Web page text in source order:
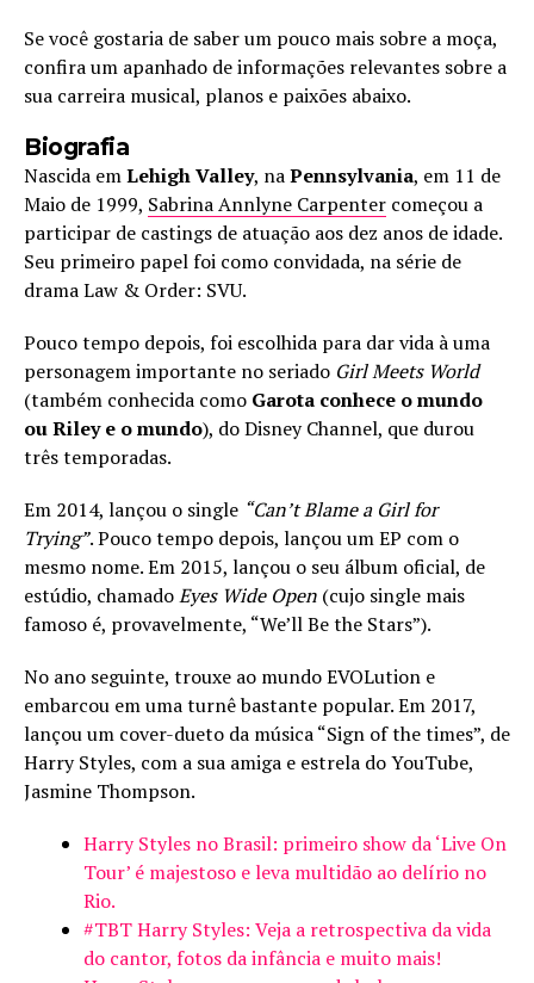
Se você gostaria de saber um pouco mais sobre a moça,
confira um apanhado de informações relevantes sobre a
sua carreira musical, planos e paixões abaixo.
Biografia
Nascida emLehigh Valley, naPennsylvania, em 11 de
Maio de 1999, Sabrina Annlyne Carpenter começou a
participar de castings de atuação aos dez anos de idade.
Seu primeiro papel foi como convidada, na série de
drama Law & Order: SVU.
Pouco tempo depois, foi escolhida para dar vida à uma
personagem importante no seriado Girl Meets World
(também conhecida como Garota conhece o mundo
ou Riley e o mundo), do Disney Channel, que durou
três temporadas.
Em 2014, lançou o single “Can’t Blame a Girl for
Trying”. Pouco tempo depois, lançou um EP com o
mesmo nome. Em 2015, lançou o seu álbum oficial, de
estúdio, chamadoEyes Wide Open (cujo single mais
famoso é, provavelmente, “We’ll Be the Stars”).
No ano seguinte, trouxe ao mundo EVOLution e
embarcou em uma turnê bastante popular. Em 2017,
lançou um cover-dueto da música “Sign of the times”, de
Harry Styles, com a sua amiga e estrela do YouTube,
Jasmine Thompson.
Harry Styles no Brasil: primeiro show da ‘Live On
Tour’ é majestoso e leva multidão ao delírio no
Rio.
#TBT Harry Styles: Veja a retrospectiva da vida
do cantor, fotos da infância e muito mais!